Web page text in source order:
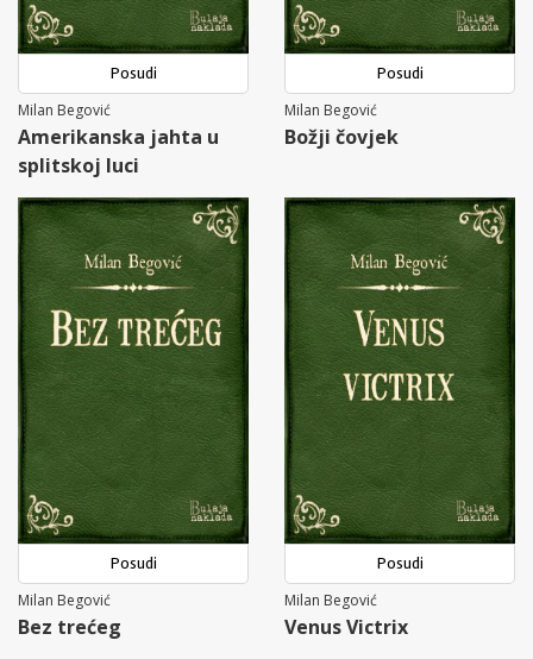
Posudi
Milan Begović
Amerikanska jahta u
splitskoj luci
Posudi
Milan Begović
Božji čovjek
Posudi
Milan Begović
Bez trećeg
Posudi
Milan Begović
Venus Victrix